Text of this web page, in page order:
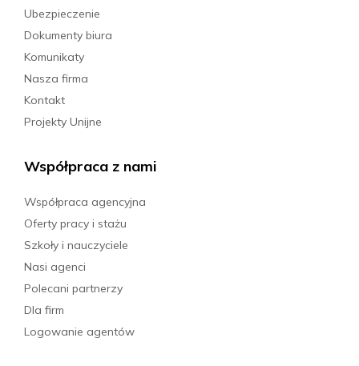
Ubezpieczenie
Dokumenty biura
Komunikaty
Nasza firma
Kontakt
Projekty Unijne
Współpraca z nami
Współpraca agencyjna
Oferty pracy i stażu
Szkoły i nauczyciele
Nasi agenci
Polecani partnerzy
Dla firm
Logowanie agentów